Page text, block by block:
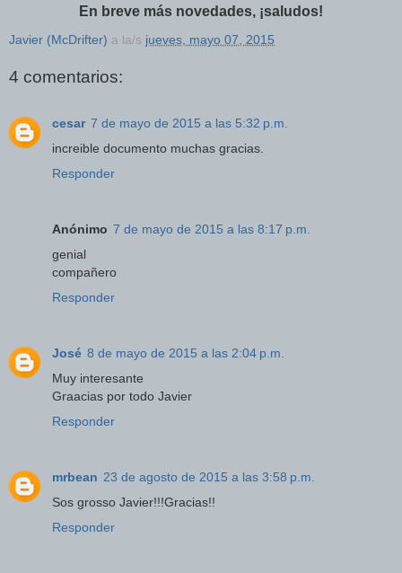
En breve más novedades, ¡saludos!
Javier (McDrifter) a la/s jueves, mayo 07, 2015
4 comentarios:
cesar 7 de mayo de 2015 a las 5:32 p.m.
increible documento muchas gracias.
Responder
Anónimo 7 de mayo de 2015 a las 8:17 p.m.
genial
compañero
Responder
José 8 de mayo de 2015 a las 2:04 p.m.
Muy interesante
Graacias por todo Javier
Responder
mrbean 23 de agosto de 2015 a las 3:58 p.m.
Sos grosso Javier!!!Gracias!!
Responder